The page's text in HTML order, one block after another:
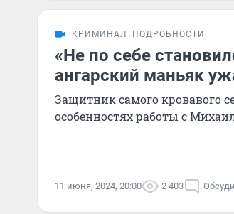
КРИМИНАЛ ПОДРОБНОСТИ
«Не по себе
ангарский маньяк
Защитник самого кровавого
особенностях работы с
11 июня, 2024, 20:00 2 403